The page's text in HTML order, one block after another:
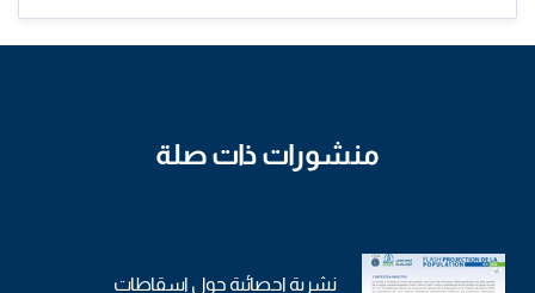
منشورات ذات صلة
نشرية إحصائية حول إسقاطات